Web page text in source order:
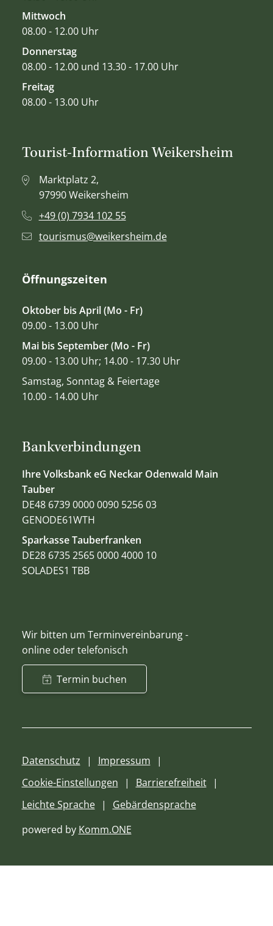
Mittwoch
08.00 - 12.00 Uhr
Donnerstag
08.00 - 12.00 und 13.30 - 17.00 Uhr
Freitag
08.00 - 13.00 Uhr
Bankverbindungen
Ihre Volksbank eG Neckar Odenwald Main
Tauber
DE48 6739 0000 0090 5256 03
GENODE61WTH
Sparkasse Tauberfranken
DE28 6735 2565 0000 4000 10
SOLADES1 TBB
Wir bitten um Terminvereinbarung -
online oder telefonisch
Termin buchen
Tourist-Information Weikersheim
Marktplatz 2,
97990 Weikersheim
+49 (0) 7934 102 55
tourismus@weikersheim.de
Öffnungszeiten
Oktober bis April (Mo - Fr)
09.00 - 13.00 Uhr
Mai bis September (Mo - Fr)
09.00 - 13.00 Uhr; 14.00 - 17.30 Uhr
Samstag, Sonntag & Feiertage
10.00 - 14.00 Uhr
Datenschutz
Impressum
Cookie-Einstellungen
Barrierefreiheit
Leichte Sprache
Gebärdensprache
powered by Komm.ONE